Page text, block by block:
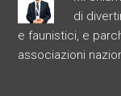
di
e faunistici, e
associazioni